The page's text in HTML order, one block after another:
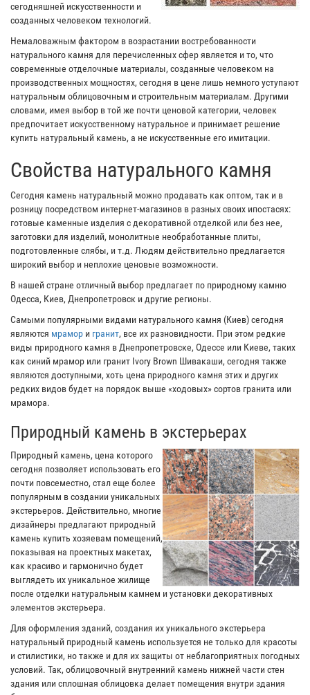
сегодняшней искусственности и
созданных человеком технологий.
Немаловажным фактором в возрастании востребованности
натурального камня для перечисленных сфер является и то, что
современные отделочные материалы, созданные человеком на
производственных мощностях, сегодня в цене лишь немного уступают
натуральным облицовочным и строительным материалам. Другими
словами, имея выбор в той же почти ценовой категории, человек
предпочитает искусственному натуральное и принимает решение
купить натуральный камень, а не искусственные его имитации.
Свойства натурального камня
Сегодня камень натуральный можно продавать как оптом, так и в
розницу посредством интернет-магазинов в разных своих ипостасях:
готовые каменные изделия с декоративной отделкой или без нее,
заготовки для изделий, монолитные необработанные плиты,
подготовленные слябы, и т.д. Людям действительно предлагается
широкий выбор и неплохие ценовые возможности.
В нашей стране отличный выбор предлагает по природному камню
Одесса, Киев, Днепропетровск и другие регионы.
Самыми популярными видами натурального камня (Киев) сегодня
являются мрамор и гранит, все их разновидности. При этом редкие
виды природного камня в Днепропетровске, Одессе или Киеве, таких
как синий мрамор или гранит Ivory Brown Шивакаши, сегодня также
являются доступными, хоть цена природного камня этих и других
редких видов будет на порядок выше «ходовых» сортов гранита или
мрамора.
Природный камень в экстерьерах
Природный камень, цена которого
сегодня позволяет использовать его
почти повсеместно, стал еще более
популярным в создании уникальных
экстерьеров. Действительно, многие
дизайнеры предлагают природный
камень купить хозяевам помещений,
показывая на проектных макетах,
как красиво и гармонично будет
выглядеть их уникальное жилище
после отделки натуральным камнем и установки декоративных
элементов экстерьера.
Для оформления зданий, создания их уникального экстерьера
натуральный природный камень используется не только для красоты
и стилистики, но также и для их защиты от неблагоприятных погодных
условий. Так, облицовочный внутренний камень нижней части стен
здания или сплошная облицовка делает помещения внутри здания